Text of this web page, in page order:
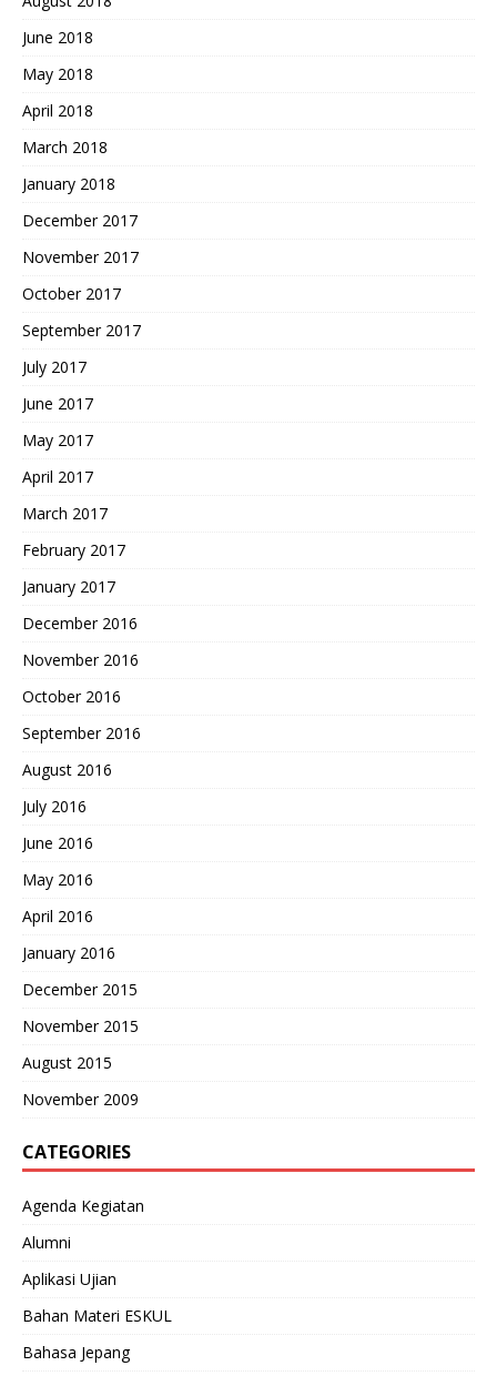
June 2018
May 2018
April 2018
March 2018
January 2018
December 2017
November 2017
October 2017
September 2017
July 2017
June 2017
May 2017
April 2017
March 2017
February 2017
January 2017
December 2016
November 2016
October 2016
September 2016
August 2016
July 2016
June 2016
May 2016
April 2016
January 2016
December 2015
November 2015
August 2015
November 2009
CATEGORIES
Agenda Kegiatan
Alumni
Aplikasi Ujian
Bahan Materi ESKUL
Bahasa Jepang